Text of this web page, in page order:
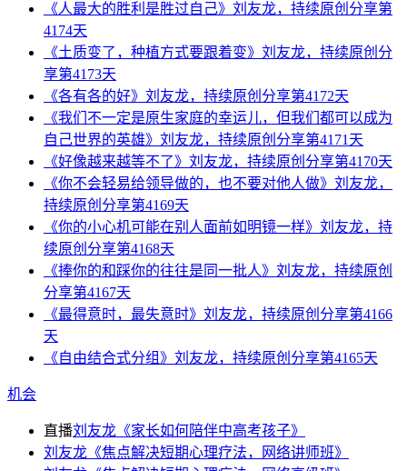
《人最大的胜利是胜过自己》刘友龙，持续原创分享第
4174天
《土质变了，种植方式要跟着变》刘友龙，持续原创分
享第4173天
《各有各的好》刘友龙，持续原创分享第4172天
《我们不一定是原生家庭的幸运儿，但我们都可以成为
自己世界的英雄》刘友龙，持续原创分享第4171天
《好像越来越等不了》刘友龙，持续原创分享第4170天
《你不会轻易给领导做的，也不要对他人做》刘友龙，
持续原创分享第4169天
《你的小心机可能在别人面前如明镜一样》刘友龙，持
续原创分享第4168天
《捧你的和踩你的往往是同一批人》刘友龙，持续原创
分享第4167天
《最得意时，最失意时》刘友龙，持续原创分享第4166
天
《自由结合式分组》刘友龙，持续原创分享第4165天
机会
直播刘友龙《家长如何陪伴中高考孩子》
刘友龙《焦点解决短期心理疗法，网络讲师班》